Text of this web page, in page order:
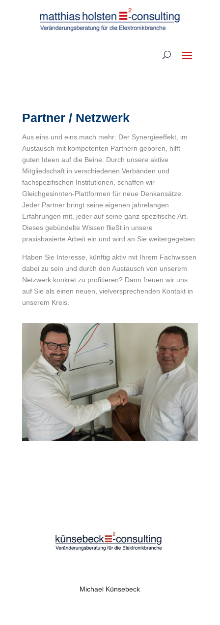
Partner / Netzwerk
Aus eins und eins mach mehr: Der Synergieeffekt, im
Austausch mit kompetenten Partnern geboren, hilft
guten Ideen auf die Beine. Durch unsere aktive
Mitgliedschaft in verschiedenen Verbänden und
fachspezifischen Institutionen, schaffen wir
Gleichgesinnten-Plattformen für neue Denkansätze.
Jeder Partner bringt seine eigenen jahrelangen
Erfahrungen mit, jeder auf seine ganz spezifische Art.
Dieses gebündelte Wissen fließt in unsere
praxisbasierte Arbeit ein und wird an Sie weitergegeben.
Haben Sie Interesse, künftig aktiv mit Ihrem Fachwissen
dabei zu sein und durch den Austausch von unserem
Netzwerk konkret zu profitieren? Dann freuen wir uns
auf Sie als einen neuen, vielversprechenden Kontakt in
unserem Kreis.
Michael Künsebeck